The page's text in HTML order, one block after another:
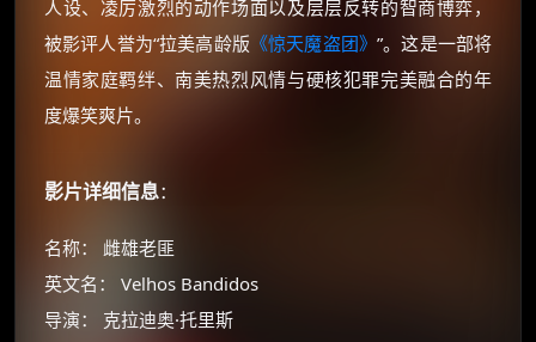
人设、凌厉激烈的动作场面以及层层反转的智商博弈，
被影评人誉为“拉美高龄版 《惊天魔盗团》”。这是一部将
温情家庭羁绊、南美热烈风情与硬核犯罪完美融合的年
度爆笑爽片。
影片详细信息：
名称： 雌雄老匪
英文名： Velhos Bandidos
导演： 克拉迪奥·托里斯